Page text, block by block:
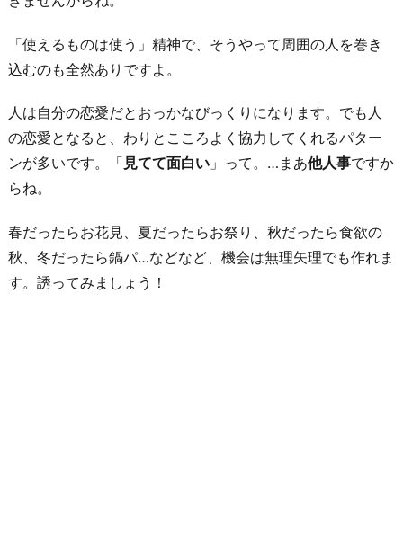
行
く
メ
ッ
セ
ー
で
今
の
「使えるものは使う」精神で、そうやって周囲の人を巻き
込むのも全然ありですよ。
人は自分の恋愛だとおっかなびっくりになります。でも人
の恋愛となると、わりとこころよく協力してくれるパター
ンが多いです。「 見てて面白い 」って。…まあ他人事ですか
らね。
春だったらお花見、夏だったらお祭り、秋だったら食欲の
秋、冬だったら鍋パ…などなど、機会は無理矢理でも作れま
す。誘ってみましょう！